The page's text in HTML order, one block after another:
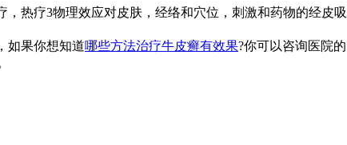
热疗3物理效应对皮肤，经络和穴位，刺激和药物的经皮吸
如果你想知道哪些方法治疗牛皮癣有效果?你可以咨询医院的